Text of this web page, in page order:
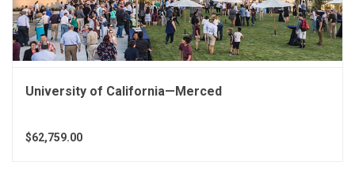
University of California—Merced
$62,759.00